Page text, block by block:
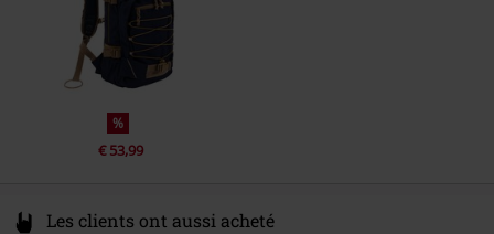
%
€ 53,99
Les clients ont aussi acheté